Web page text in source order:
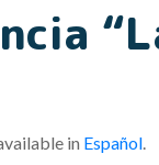
in Español